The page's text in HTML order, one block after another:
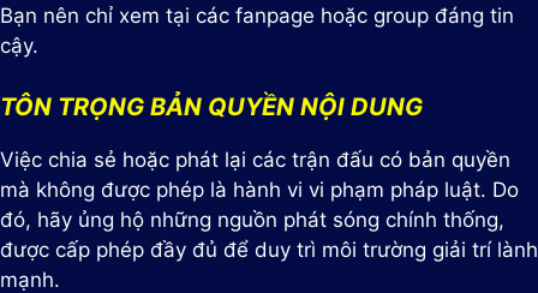
Bạn nên chỉ xem tại các fanpage hoặc group đáng tin
cậy.
TÔN TRỌNG BẢN QUYỀN NỘI DUNG
Việc chia sẻ hoặc phát lại các trận đấu có bản quyền
mà không được phép là hành vi vi phạm pháp luật. Do
đó, hãy ủng hộ những nguồn phát sóng chính thống,
được cấp phép đầy đủ để duy trì môi trường giải trí lành
mạnh.